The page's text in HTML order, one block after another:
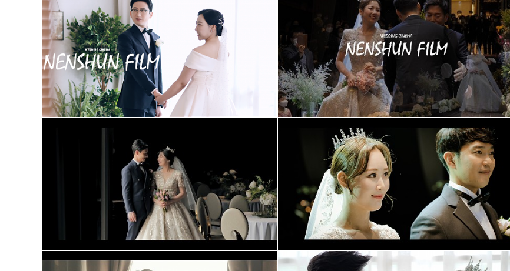
청주메리다웨딩컨베션 (대표촬영) 아모르아트웨딩컨벤션 (부대표촬영)
청주 더빈웨딩 가드니아홀(대표촬영) 더빈웨딩컨벤션 (대표촬영)